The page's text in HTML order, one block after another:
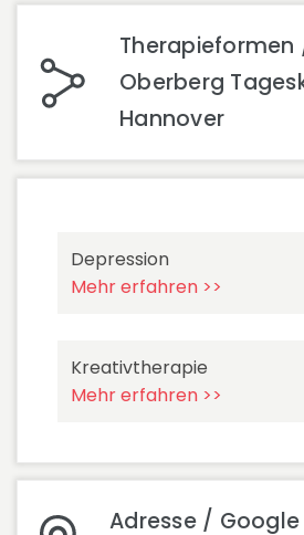
Therapieformen
Oberberg
Hannover
Depression
Mehr erfahren >>
Kreativtherapie
Mehr erfahren >>
Adresse /